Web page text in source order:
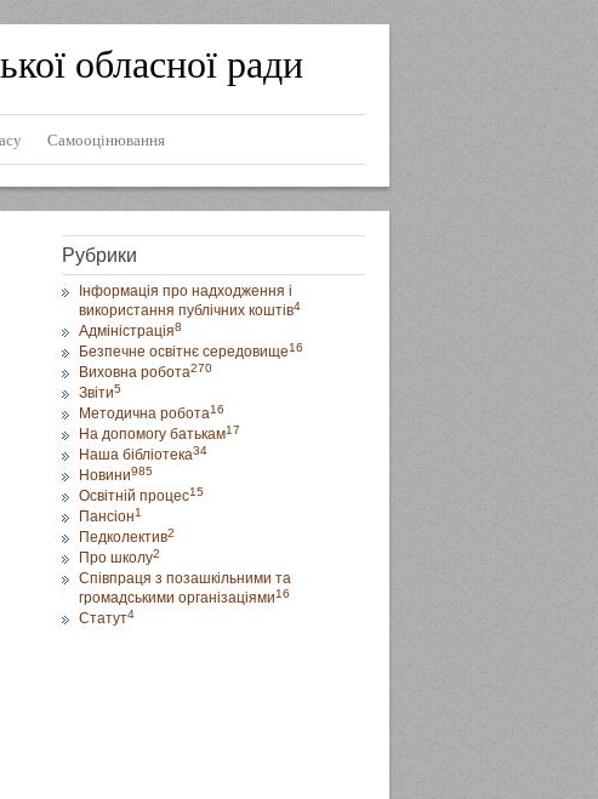
обласної ради
Самооцінювання
Рубрики
Інформація про надходження і
використання публічних коштів4
Адміністрація8
Безпечне освітнє середовище16
Виховна робота270
Звіти5
Методична робота16
На допомогу батькам17
Наша бібліотека34
Новини985
Освітній процес15
Пансіон1
Педколектив2
Про школу2
Співпраця з позашкільними та
громадськими організаціями16
Статут4